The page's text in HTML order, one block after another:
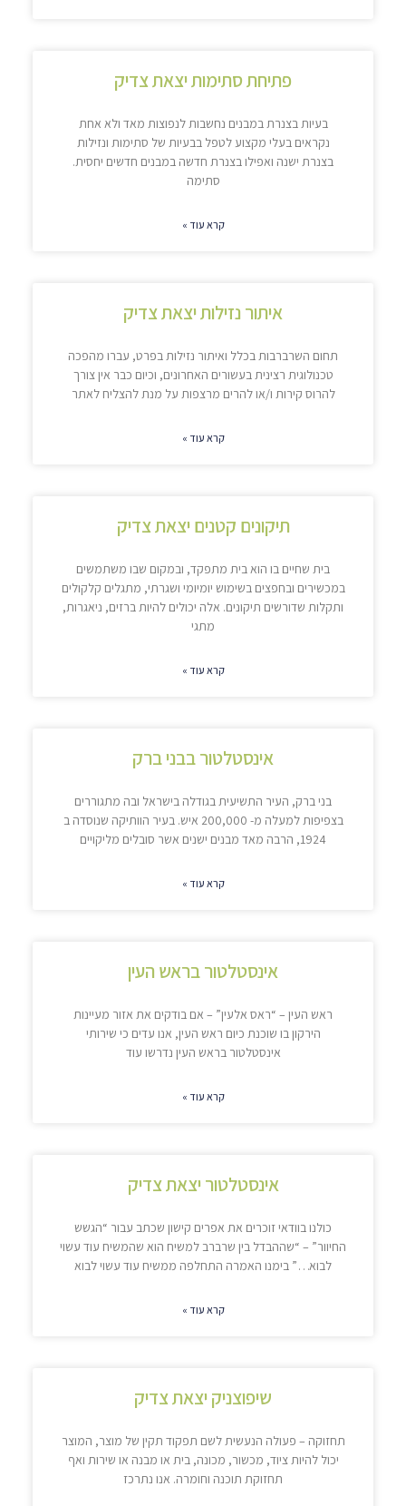
פתיחת סתימות יצאת צדיק
בעיות בצנרת במבנים נחשבות לנפוצות מאד ולא אחת
נקראים בעלי מקצוע לטפל בבעיות של סתימות ונזילות
בצנרת ישנה ואפילו בצנרת חדשה במבנים חדשים יחסית.
סתימה
קרא עוד »
איתור נזילות יצאת צדיק
תחום השרברבות בכלל ואיתור נזילות בפרט, עברו מהפכה
טכנולוגית רצינית בעשורים האחרונים, וכיום כבר אין צורך
להרוס קירות ו/או להרים מרצפות על מנת להצליח לאתר
קרא עוד »
תיקונים קטנים יצאת צדיק
בית שחיים בו הוא בית מתפקד, ובמקום שבו משתמשים
במכשירים ובחפצים בשימוש יומיומי ושגרתי, מתגלים קלקולים
ותקלות שדורשים תיקונים. אלה יכולים להיות ברזים, ניאגרות,
מתגי
קרא עוד »
אינסטלטור בבני ברק
בני ברק, העיר התשיעית בגודלה בישראל ובה מתגוררים
בצפיפות למעלה מ- 200,000 איש. בעיר הוותיקה שנוסדה ב
1924, הרבה מאד מבנים ישנים אשר סובלים מליקויים
קרא עוד »
אינסטלטור בראש העין
ראש העין – “ראס אלעין” – אם בודקים את אזור מעיינות
הירקון בו שוכנת כיום ראש העין, אנו עדים כי שירותי
אינסטלטור בראש העין נדרשו עוד
קרא עוד »
אינסטלטור יצאת צדיק
כולנו בוודאי זוכרים את אפרים קישון שכתב עבור “הגשש
החיוור” – “שההבדל בין שרברב למשיח הוא שהמשיח עוד עשוי
לבוא…” בימנו האמרה התחלפה ממשיח עוד עשוי לבוא
קרא עוד »
שיפוצניק יצאת צדיק
תחזוקה – פעולה הנעשית לשם תפקוד תקין של מוצר, המוצר
יכול להיות ציוד, מכשור, מכונה, בית או מבנה או שירות ואף
תחזוקת תוכנה וחומרה. אנו נתרכז